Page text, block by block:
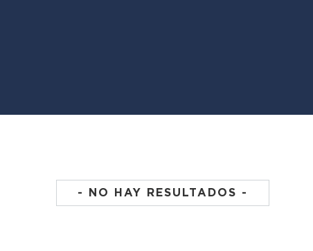
- NO HAY RESULTADOS -